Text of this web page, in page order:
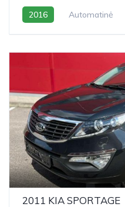
2016 Automatinė
2011 KIA SPORTAGE